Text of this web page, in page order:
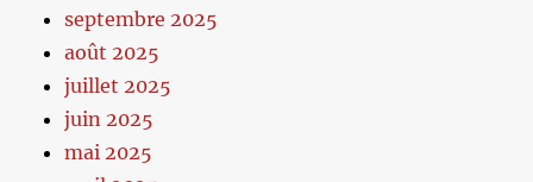
septembre 2025
août 2025
juillet 2025
juin 2025
mai 2025